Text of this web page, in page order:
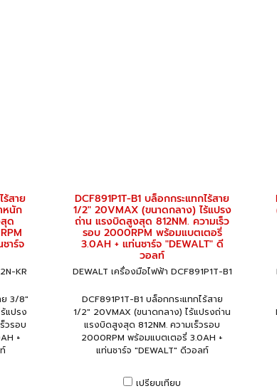
สาย
หนัก
ด
าร์จ
KR
ย 3/8"
แปรง
วรอบ
+
DCF891P1T-B1 บล็อกกระแทกไร้สาย
1/2" 20VMAX (ขนาดกลาง) ไร้แปรง
ถ่าน แรงบิดสูงสุด 812NM. ความเร็ว
รอบ 2000RPM พร้อมแบตเตอรี่
3.0AH + แท่นชาร์จ "DEWALT" ดี
วอลท์
DEWALT เครื่องมือไฟฟ้า DCF891P1T-B1
DCF891P1T-B1 บล็อกกระแทกไร้สาย
1/2" 20VMAX (ขนาดกลาง) ไร้แปรงถ่าน
แรงบิดสูงสุด 812NM. ความเร็วรอบ
2000RPM พร้อมแบตเตอรี่ 3.0AH +
แท่นชาร์จ "DEWALT" ดีวอลท์
เปรียบเทียบ